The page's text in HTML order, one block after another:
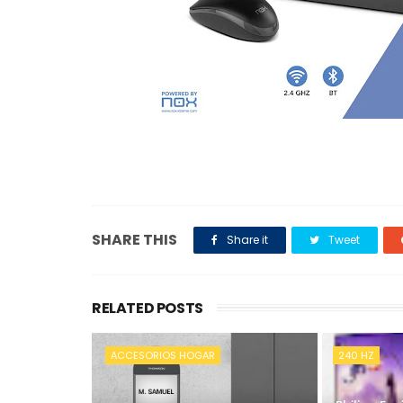
SHARE THIS Share it Tweet
RELATED POSTS
ACCESORIOS HOGAR 240 HZ